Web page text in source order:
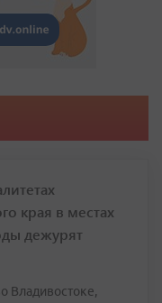
края в местах
дежурят
Владивостоке,